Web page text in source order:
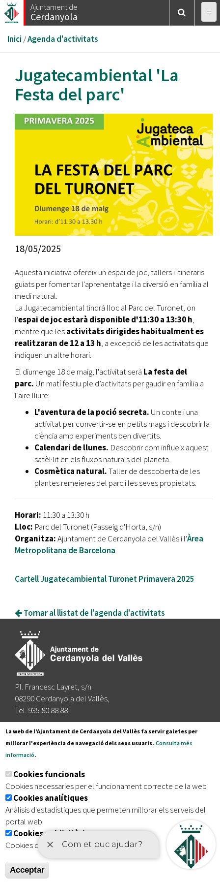
Vés
al
Ajuntament de
Cerdanyola
Esteu
aquí
Inici /Agenda d'activitats
Jugatecambiental 'La
Festa del parc'
18/05/2025
Aquesta iniciativa ofereix un espai de joc, tallers i itineraris
guiats per fomentar l'aprenentatge i la diversió en família al
medi natural.
La Jugatecambiental tindrà lloc al Parc del Turonet, on
l'espai de joc estarà disponible d'11:30 a 13:30 h,
mentre que lesactivitats dirigides habitualment es
realitzaran de 12 a 13 h, a excepció de les activitats que
indiquen un altre horari.
El diumenge 18 de maig, l'activitat serà La festa del
parc. Un matí festiu ple d’activitats per gaudir en família a
l’aire lliure:
L'aventura de la poció secreta. Un conte i una
activitat per convertir-se en petits mags i descobrir la
ciència amb experiments ben divertits.
Calendari de llunes. Descobrir com influeix aquest
satèl·lit en els fluxos naturals del planeta.
Cosmètica natural.Taller de descoberta de les
plantes remeieres del parc i les seves propietats.
Horari: 11:30 a 13:30 h
Lloc: Parc del Turonet (Passeig d'Horta, s/n)
Organitza:Ajuntament de Cerdanyola del Vallès i l'Àrea
Metropolitana de Barcelona
Cartell Jugatecambiental Turonet Primavera 2025
Tornar al llistat de l'agenda d'activitats
Pl. Francesc Layret, s/n
08290 Cerdanyola del Vallès,
Tel. 935 80 88 88
Segueix-nos a:
Subscriu-te al nostre butlletí
Inici | Avís legal | Protecció de dades
| Accessibilitat
La web de l'Ajuntament de Cerdanyola del Vallès fa servir galetes per
millorar l'experiència de navegació dels seus usuaris. Consulta més
informació.
Cookies funcionals
Cookies necessaries per el funcionament correcte de la web
Cookies analítiques
Anàlisis d'estadístiques que permeten millorar els serveis del
portal web
Cookies publicitàries
Cookies de tercers amb finalitat publicitària
Acceptar